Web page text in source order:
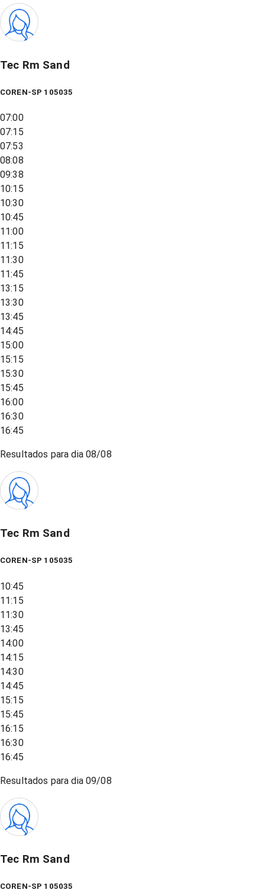
Tec Rm Sand
COREN-SP 105035
07:00
07:15
07:53
08:08
09:38
10:15
10:30
10:45
11:00
11:15
11:30
11:45
13:15
13:30
13:45
14:45
15:00
15:15
15:30
15:45
16:00
16:30
16:45
Resultados para dia08/08
Tec Rm Sand
COREN-SP 105035
10:45
11:15
11:30
13:45
14:00
14:15
14:30
14:45
15:15
15:45
16:15
16:30
16:45
Resultados para dia09/08
Tec Rm Sand
COREN-SP 105035